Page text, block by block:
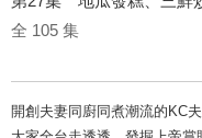
全 105 集
開創夫妻同廚同煮潮流的KC